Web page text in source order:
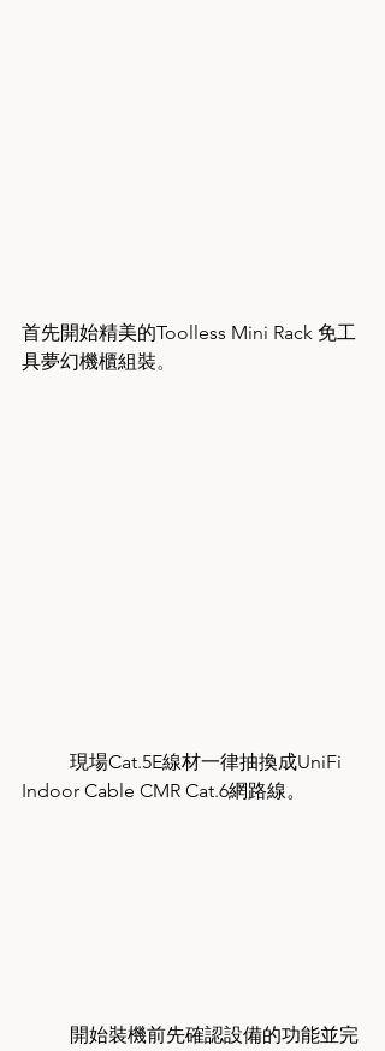
首先開始精美的Toolless Mini Rack 免工
具夢幻機櫃組裝。
Indoor Cable CMR Cat.6網路線。